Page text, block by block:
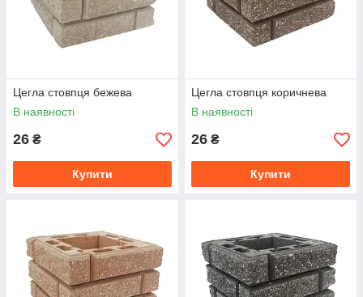
Цегла стовпця бежева
В наявності
26 ₴
Купити
Цегла стовпця коричнева
В наявності
26 ₴
Купити